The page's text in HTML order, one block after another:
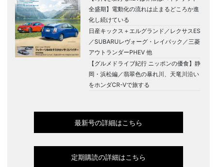
全盛期】電動化の流れは止まるどころか進
化し続けている
日産キックス＋エルグランド／レクサスES
／SUBARUレヴォーグ・レイバック／三菱
アウトランダーPHEV 他
【グルメドライブ紀行 ニッポンの優食】静
岡・浜松編／翡翠色の暴れ川、天竜川沿い
をホンダCR-Vで旅する
最新号の詳細はこちら
定期購読の詳細はこちら